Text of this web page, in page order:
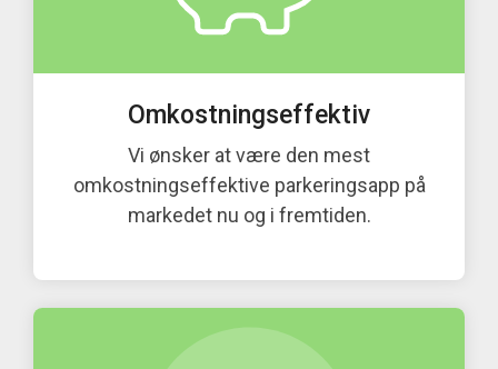
Omkostningseffektiv
Vi ønsker at være den mest
omkostningseffektive parkeringsapp på
markedet nu og i fremtiden.